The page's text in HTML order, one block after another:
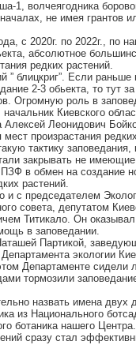
1, волчеягодника
не имея грантов
с 2020г. по 2022г., по
абсолютное
редких растений.
” блицкриг”. Если раньше
2-3 обьекта, то тут
Огромную роль в
начальник Киевского
Алексей Леонидович
мест произрастания
тактику
закрывать не имеющие
ПЗФ в обмен на создание
растений.
и с председателем
совета, депутатом
Титикало. Он
в заповедании.
Партикой,
экологии
Департаменте
тормозили
назвать имена двух
из Национального
ботаника нашего
сразу стал